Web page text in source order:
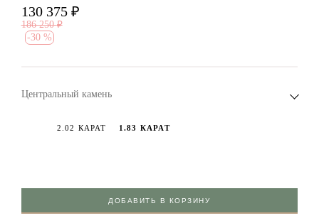
130 375 ₽
186 250 ₽
-30 %
Центральный камень
2.02 КАРАТ 1.83 КАРАТ
ДОБАВИТЬ В КОРЗИНУ